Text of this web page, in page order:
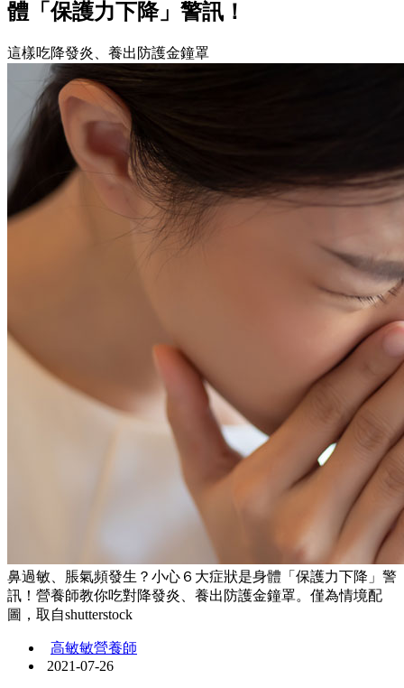
體「保護力下降」警訊！
這樣吃降發炎、養出防護金鐘罩
鼻過敏、脹氣頻發生？小心６大症狀是身體「保護力下降」警
訊！營養師教你吃對降發炎、養出防護金鐘罩。僅為情境配
圖，取自shutterstock
高敏敏營養師
2021-07-26